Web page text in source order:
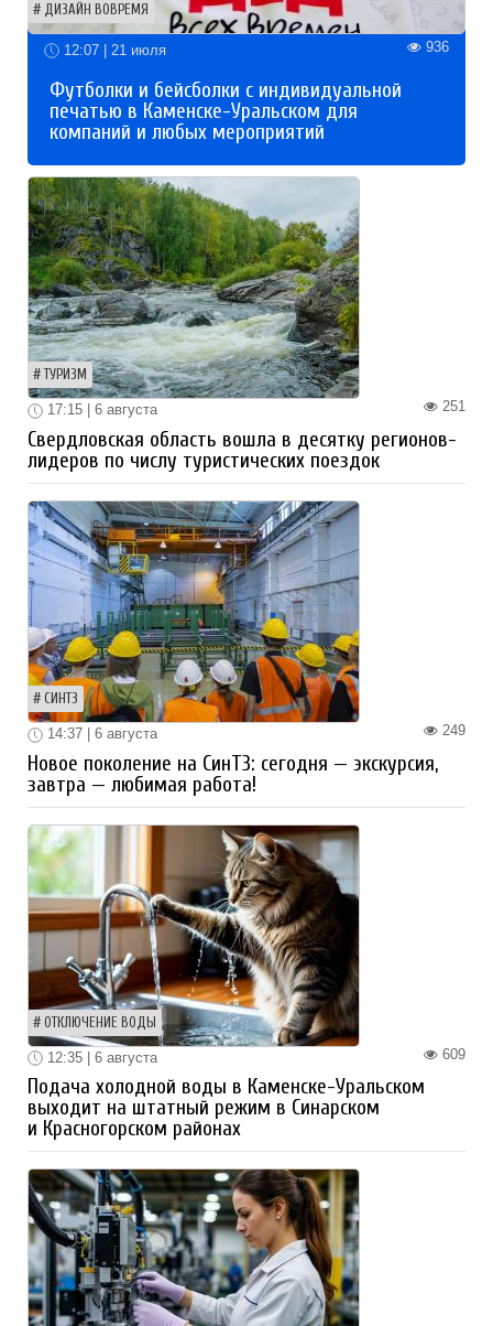
ДИЗАЙН ВОВРЕМЯ
12:07 | 21 июля 936
Футболки и бейсболки с индивидуальной
печатью в Каменске-Уральском для
компаний и любых мероприятий
ТУРИЗМ
251
17:15 | 6 августа
Свердловская область вошла в десятку регионов-
лидеров по числу туристических поездок
СИНТЗ
249
14:37 | 6 августа
Новое поколение на СинТЗ: сегодня — экскурсия,
завтра — любимая работа!
ОТКЛЮЧЕНИЕ ВОДЫ
609
12:35 | 6 августа
Подача холодной воды в Каменске-Уральском
выходит на штатный режим в Синарском
и Красногорском районах